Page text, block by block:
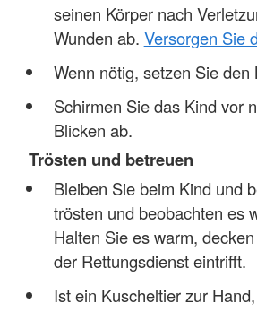
seinen Körper nach
Wunden ab. Versorgen Sie
Wenn nötig, setzen Sie den
Schirmen Sie das Kind vor
Blicken ab.
Trösten und betreuen
Bleiben Sie beim Kind und
trösten und beobachten es
Halten Sie es warm,
der Rettungsdienst eintrifft.
Ist ein Kuscheltier zur